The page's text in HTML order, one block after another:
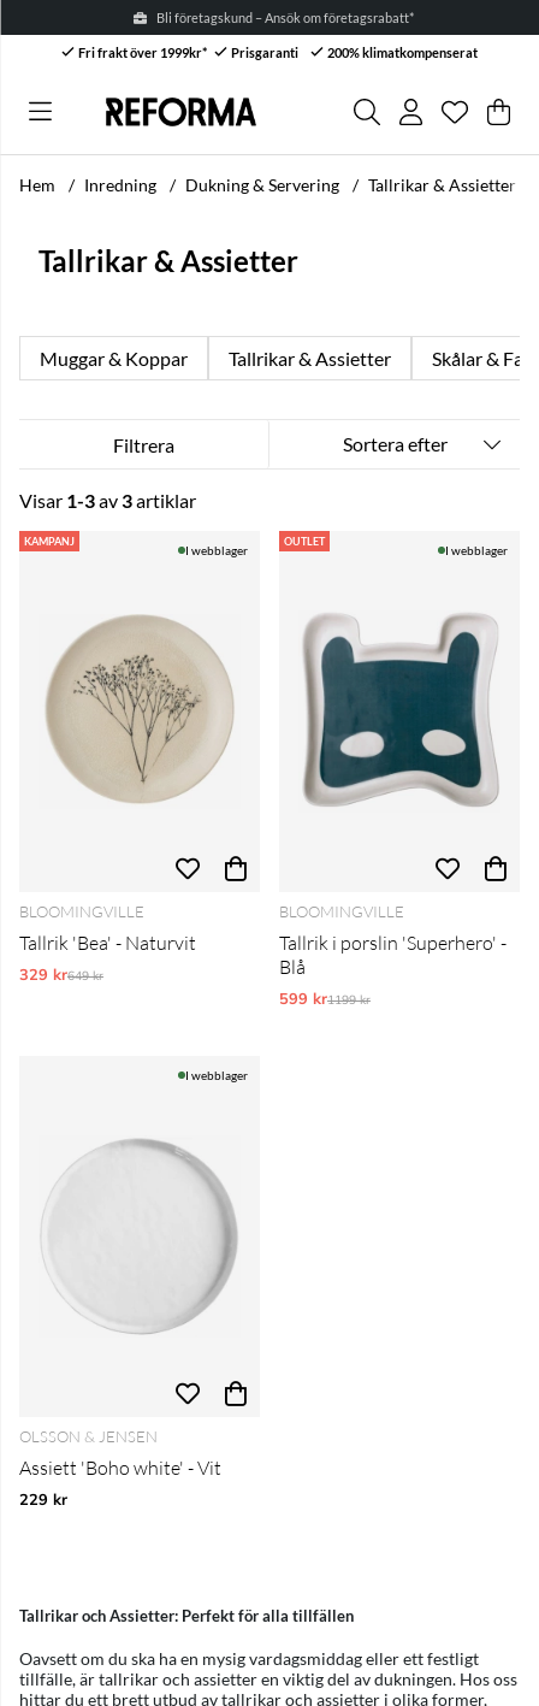
Bli företagskund – Ansök om företagsrabatt* →
Fri frakt över 1999kr* Prisgaranti 200% klimatkompenserat
Antal i
. .
Hem Inredning Dukning & Servering Tallrikar & Assietter
Tallrikar & Assietter
Muggar & Koppar Tallrikar & Assietter Skålar & Fat
Filtrera Sortera efter
Visar 1-3av3artiklar
Produkter
KAMPANJ
I webblager
BLOOMINGVILLE
Tallrik 'Bea' - Naturvit
329 krOrdinarie pris:
649 kr
OUTLET
I webblager
BLOOMINGVILLE
Tallrik i porslin 'Superhero' -
Blå
599 krOrdinarie pris:
1199 kr
I webblager
OLSSON & JENSEN
Assiett 'Boho white' - Vit
229 kr
Tallrikar och Assietter: Perfekt för alla tillfällen
Oavsett om du ska ha en mysig vardagsmiddag eller ett festligt
tillfälle, är tallrikar och assietter en viktig del av dukningen. Hos oss
hittar du ett brett utbud av tallrikar och assietter i olika former,